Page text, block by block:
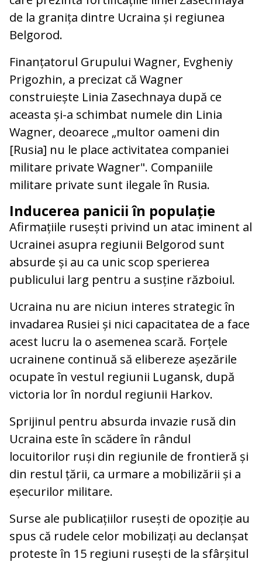
de la granița dintre Ucraina și regiunea
Belgorod.
Finanțatorul Grupului Wagner, Evgheniy
Prigozhin, a precizat că Wagner
construiește Linia Zasechnaya după ce
aceasta și-a schimbat numele din Linia
Wagner, deoarece „multor oameni din
[Rusia] nu le place activitatea companiei
militare private Wagner". Companiile
militare private sunt ilegale în Rusia.
Inducerea panicii în populație
Afirmațiile rusești privind un atac iminent al
Ucrainei asupra regiunii Belgorod sunt
absurde și au ca unic scop sperierea
publicului larg pentru a susține războiul.
Ucraina nu are niciun interes strategic în
invadarea Rusiei și nici capacitatea de a face
acest lucru la o asemenea scară. Forțele
ucrainene continuă să elibereze așezările
ocupate în vestul regiunii Lugansk, după
victoria lor în nordul regiunii Harkov.
Sprijinul pentru absurda invazie rusă din
Ucraina este în scădere în rândul
locuitorilor ruși din regiunile de frontieră și
din restul țării, ca urmare a mobilizării și a
eșecurilor militare.
Surse ale publicațiilor rusești de opoziție au
spus că rudele celor mobilizați au declanșat
proteste în 15 regiuni rusești de la sfârșitul